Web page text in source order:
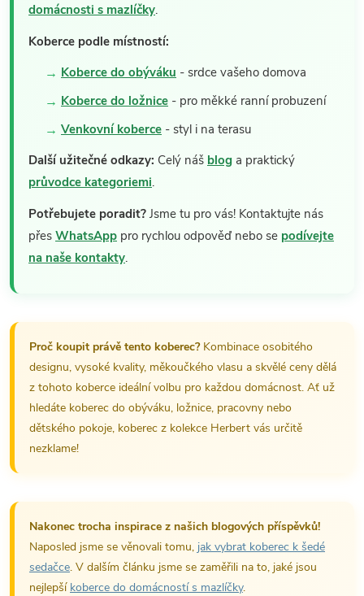
domácnosti s mazlíčky.
Koberce podle místností:
Koberce do obýváku - srdce vašeho domova
Koberce do ložnice - pro měkké ranní probuzení
Venkovní koberce - styl i na terasu
Další užitečné odkazy: Celý náš blog a praktický
průvodce kategoriemi.
Potřebujete poradit? Jsme tu pro vás! Kontaktujte nás
přes WhatsApp pro rychlou odpověď nebo se podívejte
na naše kontakty.
Proč koupit právě tento koberec?Kombinace osobitého
designu, vysoké kvality, měkoučkého vlasu a skvělé ceny dělá
z tohoto koberce ideální volbu pro každou domácnost. Ať už
hledáte koberec do obýváku, ložnice, pracovny nebo
dětského pokoje, koberec z kolekce Herbert vás určitě
nezklame!
Nakonec trocha inspirace z našich blogových příspěvků!
Naposled jsme se věnovali tomu, jak vybrat koberec k šedé
sedačce. V dalším článku jsme se zaměřili na to, jaké jsou
nejlepší koberce do domácností s mazlíčky.